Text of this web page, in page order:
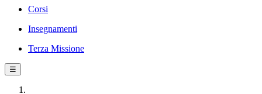
Corsi
Insegnamenti
Terza Missione
☰